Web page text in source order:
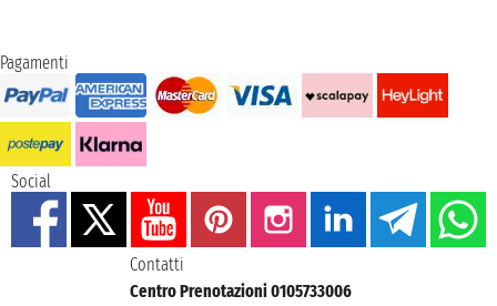
Pagamenti
Social
Contatti
Centro Prenotazioni 0105733006